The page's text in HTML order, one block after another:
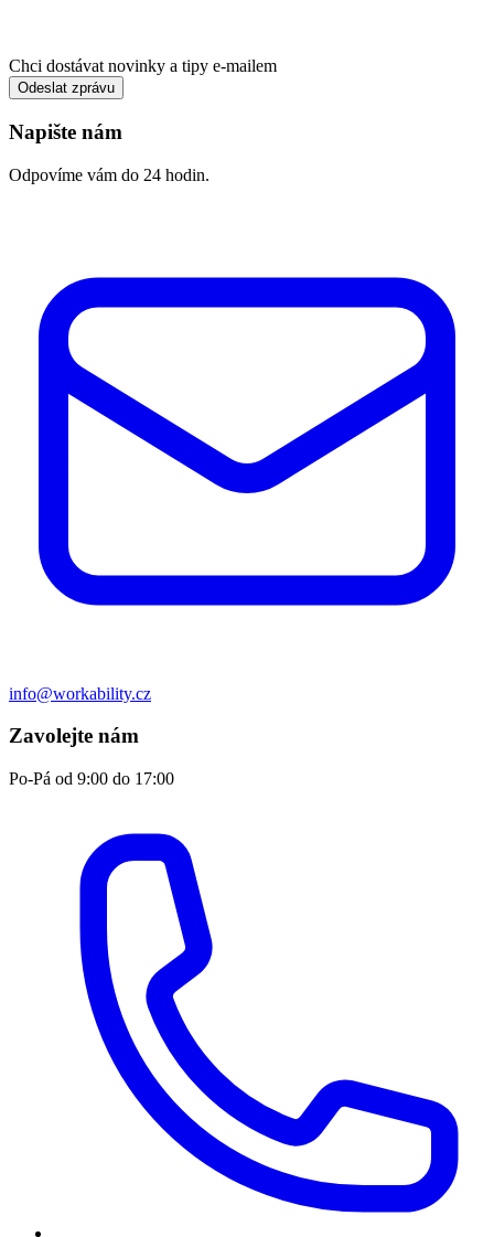
Chci dostávat novinky a tipy e-mailem
Odeslat zprávu
Napište nám
Odpovíme vám do 24 hodin.
info@workability.cz
Zavolejte nám
Po-Pá od 9:00 do 17:00